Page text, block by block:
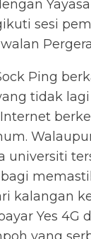
sesi
Ping
tidak
universiti
kalangan
Yes